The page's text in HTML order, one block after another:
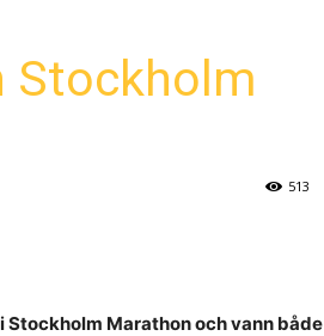
Stockholm
513
Stockholm Marathon och vann både